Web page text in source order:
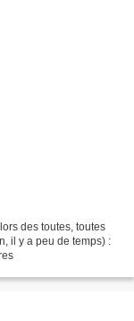
des toutes, toutes
il y a peu de temps) :